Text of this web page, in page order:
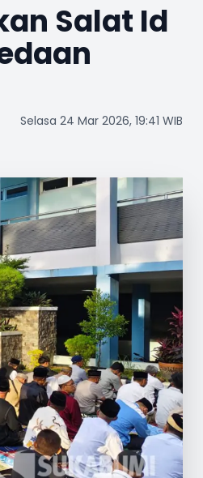
Salat Id
Selasa 24 Mar 2026, 19:41 WIB